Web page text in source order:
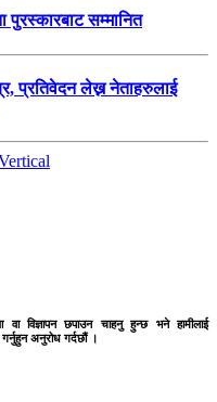
पुरस्कारबाट सम्मानित
प्रतिवेदन लेख्न नेताहरुलाई
वा विज्ञापन छपाउन चाहनु हुन्छ भने हामीलाई
अनुरोध गर्दछौं ।